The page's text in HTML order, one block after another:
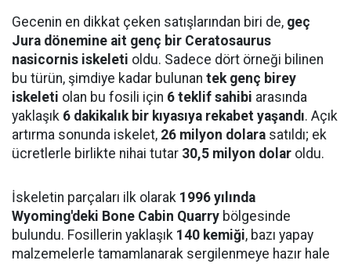
Gecenin en dikkat çeken satışlarından biri de, geç
Jura dönemine ait genç bir Ceratosaurus
nasicornis iskeleti oldu. Sadece dört örneği bilinen
bu türün, şimdiye kadar bulunan tek genç birey
iskeleti olan bu fosili için 6 teklif sahibi arasında
yaklaşık 6 dakikalık bir kıyasıya rekabet yaşandı. Açık
artırma sonunda iskelet, 26 milyon dolara satıldı; ek
ücretlerle birlikte nihai tutar 30,5 milyon dolar oldu.
İskeletin parçaları ilk olarak 1996 yılında
Wyoming'deki Bone Cabin Quarry bölgesinde
bulundu. Fosillerin yaklaşık 140 kemiği, bazı yapay
malzemelerle tamamlanarak sergilenmeye hazır hale